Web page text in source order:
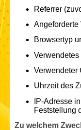
Referrer
Angeforderte
Browsertyp
Verwendeter
Uhrzeit des
IP-Adresse
Feststellung
Zu welchem